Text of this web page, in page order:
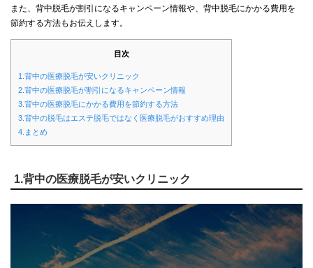
また、背中脱毛が割引になるキャンペーン情報や、背中脱毛にかかる費用を
節約する方法もお伝えします。
目次
1.背中の医療脱毛が安いクリニック
2.背中の医療脱毛が割引になるキャンペーン情報
3.背中の医療脱毛にかかる費用を節約する方法
3.背中の脱毛はエステ脱毛ではなく医療脱毛がおすすめ理由
4.まとめ
1.背中の医療脱毛が安いクリニック